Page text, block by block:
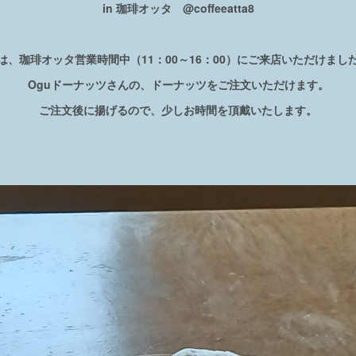
in 珈琲オッタ @coffeeatta8
、珈琲オッタ営業時間中（11：00～16：00）にご来店いただけまし
Ogu ドーナッツさんの、ドーナッツをご注文いただけます。
ご注文後に揚げるので、少しお時間を頂戴いたします。